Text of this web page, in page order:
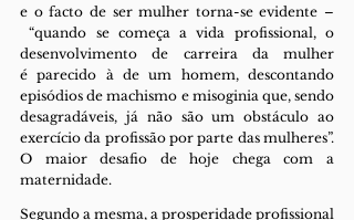
e o facto de ser mulher torna-se evidente –
“quando se começa a vida profissional, o
desenvolvimento de carreira da mulher
é parecido à de um homem, descontando
episódios de machismo e misoginia que, sendo
desagradáveis, já não são um obstáculo ao
exercício da profissão por parte das mulheres”.
O maior desafio de hoje chega com a
maternidade.
Segundo a mesma, a prosperidade profissional